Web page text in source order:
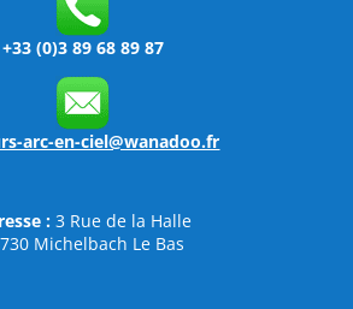
+33 (0)3 89 68 89 87
arc-en-ciel@wanadoo.fr
: 3 Rue de la Halle
Michelbach Le Bas